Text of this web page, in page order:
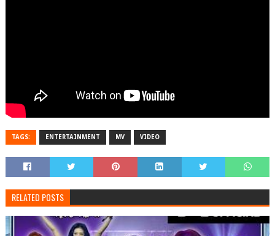
TAGS: ENTERTAINMENT MV VIDEO
RELATED POSTS